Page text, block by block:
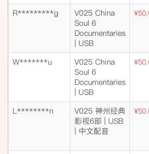
R*********g
V025 China
Soul 6
Documentaries
| USB
W*******u
V025 China
Soul 6
Documentaries
| USB
L********n
V025 神州经典
影视6部 | USB
| 中文配音